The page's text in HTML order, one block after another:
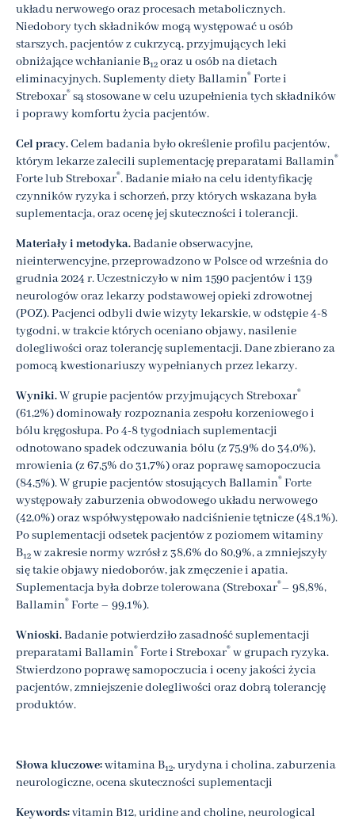
układu nerwowego oraz procesach metabolicznych.
Niedobory tych składników mogą występować u osób
starszych, pacjentów z cukrzycą, przyjmujących leki
obniżające wchłanianie B12 oraz u osób na dietach
eliminacyjnych. Suplementy diety Ballamin® Forte i
Streboxar® są stosowane w celu uzupełnienia tych składników
i poprawy komfortu życia pacjentów.
Cel pracy.Celem badania było określenie profilu pacjentów,
którym lekarze zalecili suplementację preparatami Ballamin®
Forte lub Streboxar®. Badanie miało na celu identyfikację
czynników ryzyka i schorzeń, przy których wskazana była
suplementacja, oraz ocenę jej skuteczności i tolerancji.
Materiały i metodyka.Badanie obserwacyjne,
nieinterwencyjne, przeprowadzono w Polsce od września do
grudnia 2024 r. Uczestniczyło w nim 1590 pacjentów i 139
neurologów oraz lekarzy podstawowej opieki zdrowotnej
(POZ). Pacjenci odbyli dwie wizyty lekarskie, w odstępie 4-8
tygodni, w trakcie których oceniano objawy, nasilenie
dolegliwości oraz tolerancję suplementacji. Dane zbierano za
pomocą kwestionariuszy wypełnianych przez lekarzy.
Wyniki.W grupie pacjentów przyjmujących Streboxar®
(61,2%) dominowały rozpoznania zespołu korzeniowego i
bólu kręgosłupa. Po 4-8 tygodniach suplementacji
odnotowano spadek odczuwania bólu (z 75,9% do 34,0%),
mrowienia (z 67,5% do 31,7%) oraz poprawę samopoczucia
(84,5%). W grupie pacjentów stosujących Ballamin® Forte
występowały zaburzenia obwodowego układu nerwowego
(42,0%) oraz współwystępowało nadciśnienie tętnicze (48,1%).
Po suplementacji odsetek pacjentów z poziomem witaminy
B12 w zakresie normy wzrósł z 38,6% do 80,9%, a zmniejszyły
się takie objawy niedoborów, jak zmęczenie i apatia.
Suplementacja była dobrze tolerowana (Streboxar®– 98,8%,
Ballamin® Forte – 99,1%).
Wnioski.Badanie potwierdziło zasadność suplementacji
preparatami Ballamin® Forte i Streboxar® w grupach ryzyka.
Stwierdzono poprawę samopoczucia i oceny jakości życia
pacjentów, zmniejszenie dolegliwości oraz dobrą tolerancję
produktów.
Słowa kluczowe:witamina B12, urydyna i cholina, zaburzenia
neurologiczne, ocena skuteczności suplementacji
Keywords:vitamin B12, uridine and choline, neurological